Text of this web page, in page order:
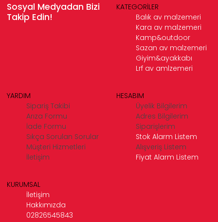
Sosyal Medyadan Bizi
Takip Edin!
KATEGORİLER
Balık av malzemeri
Kara av malzemeri
Kamp&outdoor
Sazan av malzemeri
Giyim&ayakkabı
Lrf av amlzemeri
YARDIM
Sipariş Takibi
Arıza Formu
İade Formu
Sıkça Sorulan Sorular
Müşteri Hizmetleri
İletişim
HESABIM
Üyelik Bilgilerim
Adres Bilgilerim
Siparişlerim
Stok Alarm Listem
Alışveriş Listem
Fiyat Alarm Listem
KURUMSAL
İletişim
Hakkımızda
02826545843